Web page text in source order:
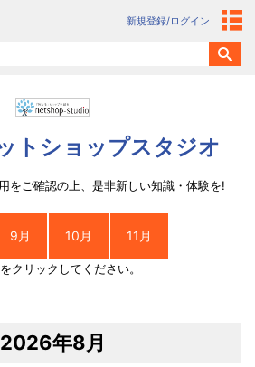
新規登録/ログイン
トショップスタジオ
をご確認の上、是非新しい知識・体験を!
9月 10月 11月
クリックしてください。
2026年8月